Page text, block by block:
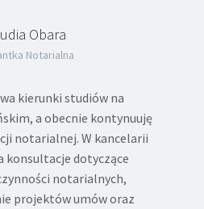
Obara
Notarialna
kierunki studiów na
a obecnie kontynuuję
notarialnej. W kancelarii
konsultacje dotyczące
notarialnych,
projektów umów oraz